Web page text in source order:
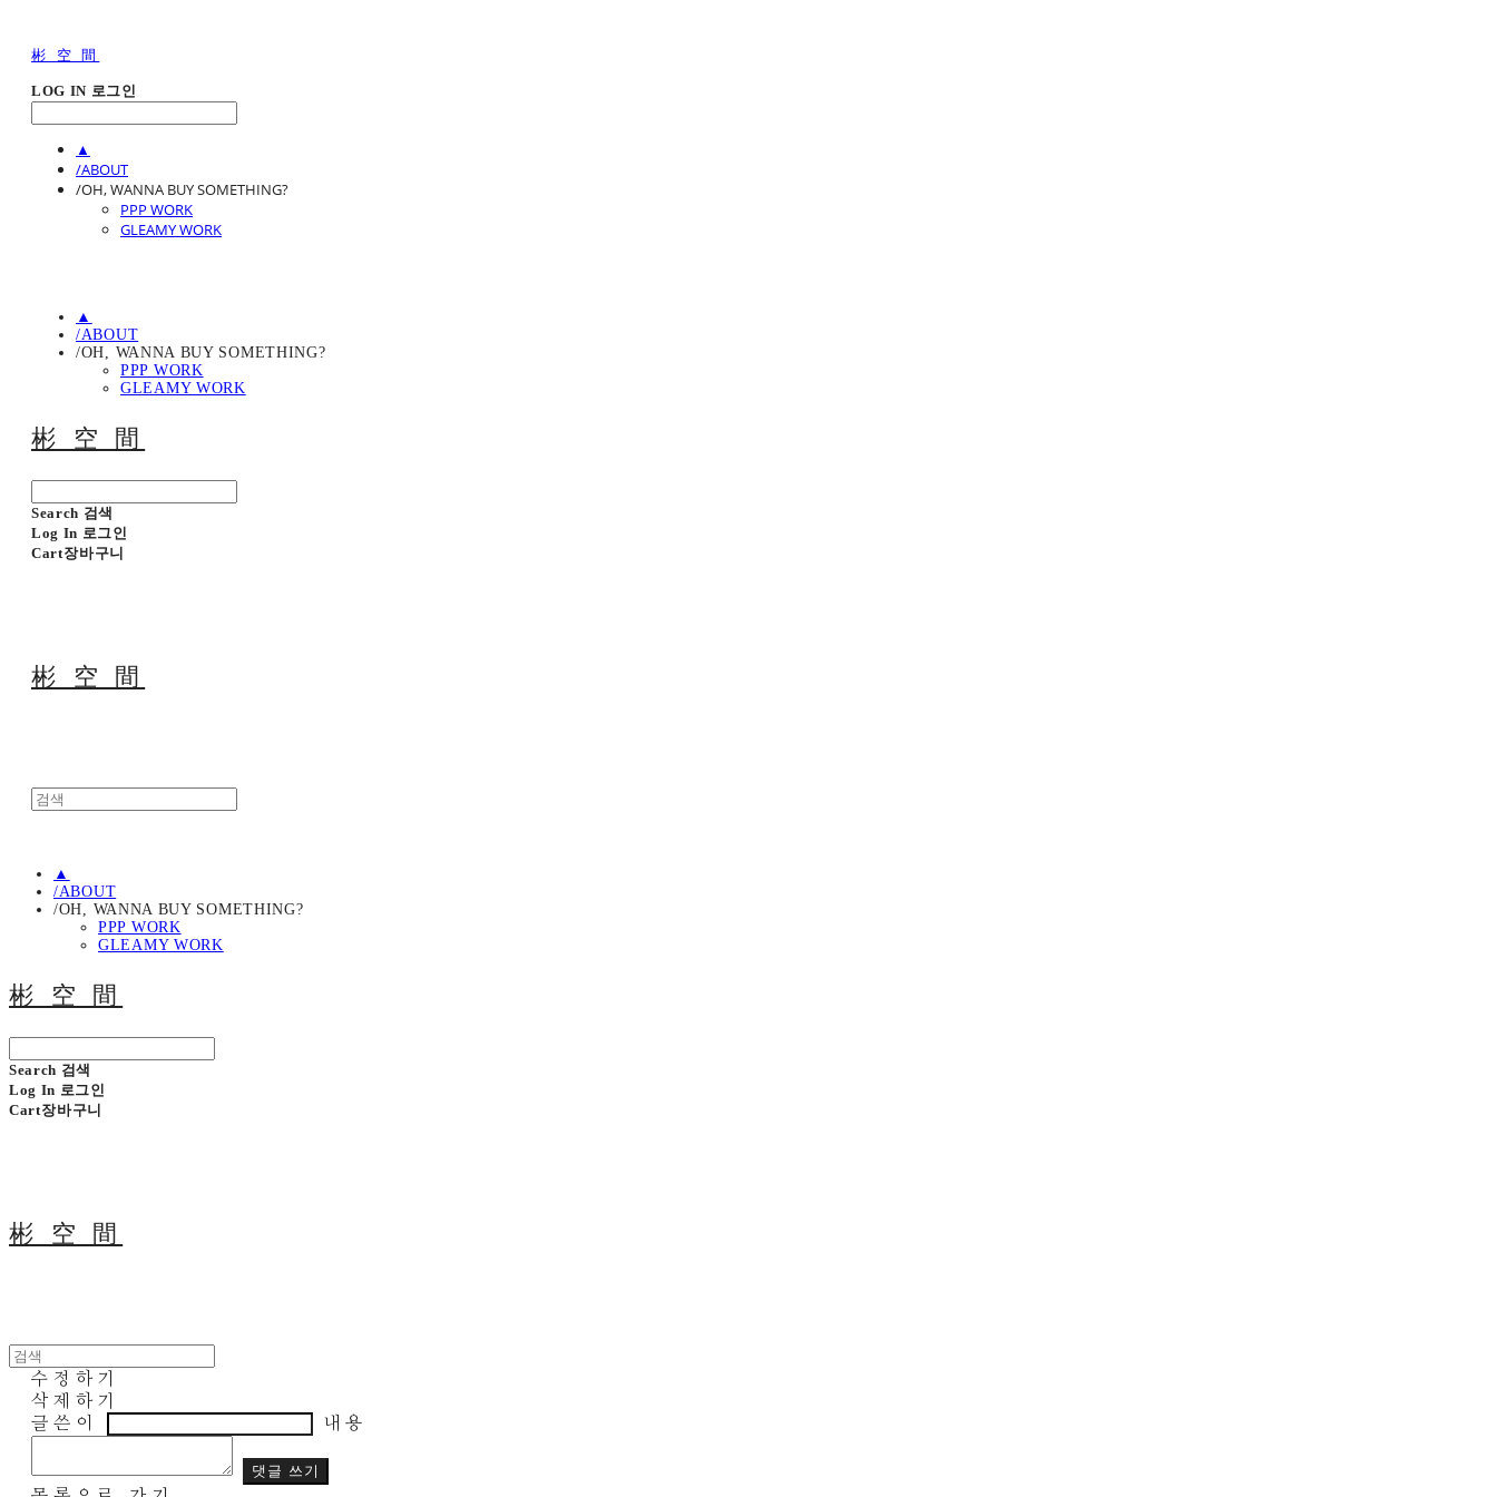
彬 空 間
LOG IN 로그인
▲
/ABOUT
/OH, WANNA BUY SOMETHING?
PPP WORK
GLEAMY WORK
▲
/ABOUT
/OH, WANNA BUY SOMETHING?
PPP WORK
GLEAMY WORK
彬 空 間
Search 검색
Log In 로그인
Cart장바구니
彬 空 間
▲
/ABOUT
/OH, WANNA BUY SOMETHING?
PPP WORK
GLEAMY WORK
彬 空 間
Search 검색
Log In 로그인
Cart장바구니
彬 空 間
수정하기
삭제하기
글쓴이
내용
댓글 쓰기